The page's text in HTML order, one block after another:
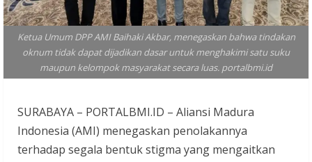
Ketua Umum DPP AMI Baihaki Akbar, menegaskan bahwa tindakan
oknum tidak dapat dijadikan dasar untuk menghakimi satu suku
maupun kelompok masyarakat secara luas. portalbmi.id
SURABAYA – PORTALBMI.ID – Aliansi Madura
Indonesia (AMI) menegaskan penolakannya
terhadap segala bentuk stigma yang mengaitkan